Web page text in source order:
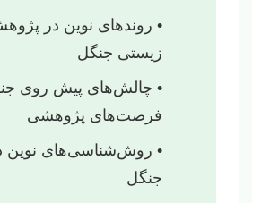
• روندهای نوین در
زیستی جنگل
• چالش‌های پیش روی
فرصت‌های پژوهشی
• روش‌شناسی‌های نوین
جنگل